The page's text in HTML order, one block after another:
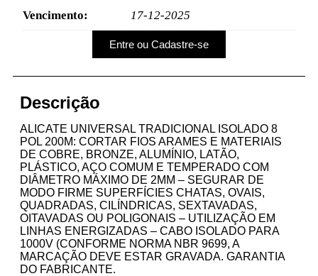
Vencimento: 17-12-2025
Entre ou Cadastre-se
Descrição
ALICATE UNIVERSAL TRADICIONAL ISOLADO 8
POL 200M: CORTAR FIOS ARAMES E MATERIAIS
DE COBRE, BRONZE, ALUMÍNIO, LATÃO,
PLÁSTICO, AÇO COMUM E TEMPERADO COM
DIÂMETRO MÁXIMO DE 2MM – SEGURAR DE
MODO FIRME SUPERFÍCIES CHATAS, OVAIS,
QUADRADAS, CILÍNDRICAS, SEXTAVADAS,
OITAVADAS OU POLIGONAIS – UTILIZAÇÃO EM
LINHAS ENERGIZADAS – CABO ISOLADO PARA
1000V (CONFORME NORMA NBR 9699, A
MARCAÇÃO DEVE ESTAR GRAVADA. GARANTIA
DO FABRICANTE.